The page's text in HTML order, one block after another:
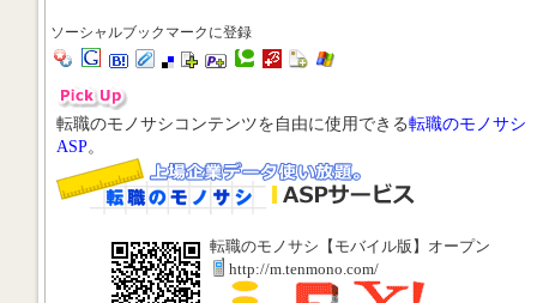
ソーシャルブックマークに登録
転職のモノサシコンテンツを自由に使用できる転職のモノサシ
ASP。
転職のモノサシ【モバイル版】オープン
http://m.tenmono.com/